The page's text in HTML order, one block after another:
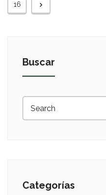
16
Buscar
Categorías